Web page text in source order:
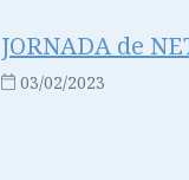
JORNADA de
03/02/2023